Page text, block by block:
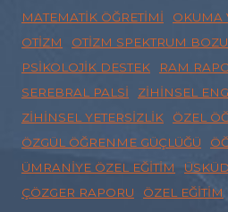
MATEMATIK ÖĞRETIMI
OKUMA
OTIZM
OTIZM SPEKTRUM
PSIKOLOJIK DESTEK
RAM
SEREBRAL PALSI
ZIHINSEL
ZIHINSEL YETERSIZLIK
ÖZEL
ÖZGÜL ÖĞRENME GÜÇLÜĞÜ
ÜMRANIYE ÖZEL EĞITIM
ÇÖZGER RAPORU
ÖZEL EĞITIM